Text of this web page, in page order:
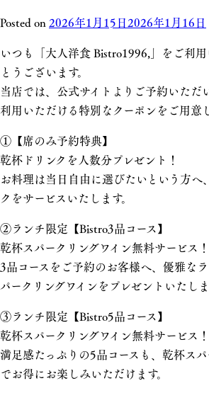
Posted on2026年1月15日2026年1月16日
いつも「大人洋食 Bistro1996,」をご利
とうございます。
当店では、公式サイトよりご予約いただ
利用いただける特別なクーポンをご用意
①【席のみ予約特典】
乾杯ドリンクを人数分プレゼント！
お料理は当日自由に選びたいという方
クをサービスいたします。
②ランチ限定【Bistro3品コース】
乾杯スパークリングワイン無料サービス！
3品コースをご予約のお客様へ、優雅な
パークリングワインをプレゼントいたしま
③ランチ限定【Bistro5品コース】
乾杯スパークリングワイン無料サービス！
満足感たっぷりの5品コースも、乾杯ス
でお得にお楽しみいただけます。